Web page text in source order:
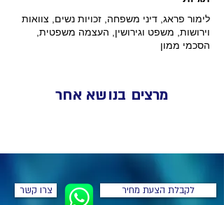
לימור פראג, דיני משפחה, זכויות נשים, צוואות
וירושות, משפט וגירושין, העצמה משפטית,
הסכמי ממון
מרצים בנושא אחר
צרו קשר לקבלת הצעת מחיר